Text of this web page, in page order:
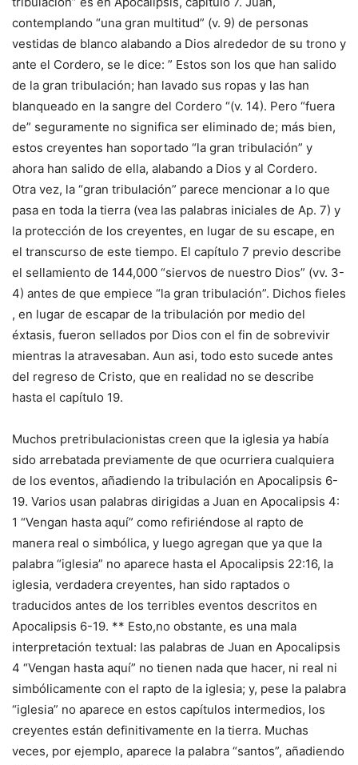
contemplando “una gran multitud” (v. 9) de personas
vestidas de blanco alabando a Dios alrededor de su trono y
ante el Cordero, se le dice: ” Estos son los que han salido
de la gran tribulación; han lavado sus ropas y las han
blanqueado en la sangre del Cordero “(v. 14). Pero “fuera
de” seguramente no significa ser eliminado de; más bien,
estos creyentes han soportado “la gran tribulación” y
ahora han salido de ella, alabando a Dios y al Cordero.
Otra vez, la “gran tribulación” parece mencionar a lo que
pasa en toda la tierra (vea las palabras iniciales de Ap. 7) y
la protección de los creyentes, en lugar de su escape, en
el transcurso de este tiempo. El capítulo 7 previo describe
el sellamiento de 144,000 “siervos de nuestro Dios” (vv. 3-
4) antes de que empiece “la gran tribulación”. Dichos fieles
, en lugar de escapar de la tribulación por medio del
éxtasis, fueron sellados por Dios con el fin de sobrevivir
mientras la atravesaban. Aun asi, todo esto sucede antes
del regreso de Cristo, que en realidad no se describe
hasta el capítulo 19.
Muchos pretribulacionistas creen que la iglesia ya había
sido arrebatada previamente de que ocurriera cualquiera
de los eventos, añadiendo la tribulación en Apocalipsis 6-
19. Varios usan palabras dirigidas a Juan en Apocalipsis 4:
1 “Vengan hasta aquí” como refiriéndose al rapto de
manera real o simbólica, y luego agregan que ya que la
palabra “iglesia” no aparece hasta el Apocalipsis 22:16, la
iglesia, verdadera creyentes, han sido raptados o
traducidos antes de los terribles eventos descritos en
Apocalipsis 6-19. ** Esto,no obstante, es una mala
interpretación textual: las palabras de Juan en Apocalipsis
4 “Vengan hasta aquí” no tienen nada que hacer, ni real ni
simbólicamente con el rapto de la iglesia; y, pese la palabra
“iglesia” no aparece en estos capítulos intermedios, los
creyentes están definitivamente en la tierra. Muchas
veces, por ejemplo, aparece la palabra “santos”, añadiendo